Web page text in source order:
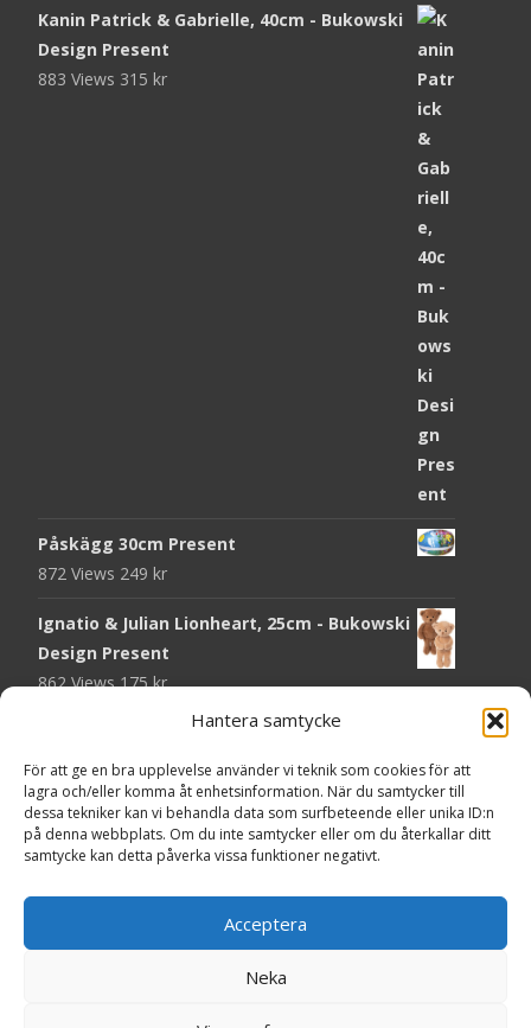
Hantera samtycke
För att ge en bra upplevelse använder vi teknik som cookies för att
lagra och/eller komma åt enhetsinformation. När du samtycker till
dessa tekniker kan vi behandla data som surfbeteende eller unika ID:n
på denna webbplats. Om du inte samtycker eller om du återkallar ditt
samtycke kan detta påverka vissa funktioner negativt.
Acceptera
Neka
Kanin Patrick & Gabrielle, 40cm - Bukowski
Design Present
883 Views 315 kr
Påskägg 30cm Present
872 Views 249 kr
Ignatio & Julian Lionheart, 25cm - Bukowski
Design Present
862 Views175kr
Chokladmynt Påskmotiv Present
819 Views25kr
Kort Påskhare, 8,5x11,5 cm Present
763 Views20kr
Tändsticksask I den enkla bor det vackra,
röd - Ernst Kirchsteiger Present
717 Views89kr
Powered by WordPress, Themei-craftby TemplatesNext.